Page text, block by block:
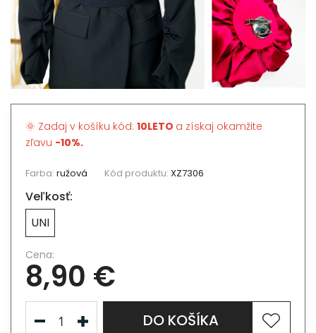
🌞 Zadaj v košíku kód: 10LETO a získaj okamžite
zľavu -10%.
Farba: ružová Kód produktu: XZ7306
Veľkosť:
UNI
Cena:
8,90 €
DO KOŠÍKA